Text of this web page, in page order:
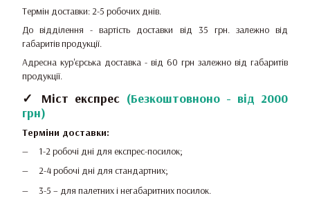
Термін доставки: 2-5 робочих днів.
До відділення - вартість доставки від 35 грн. залежно від
габаритів продукції.
Адресна кур'єрська доставка - від 60 грн залежно від габаритів
продукції.
✓ Міст експрес (Безкоштовноно - від 2000
грн)
Терміни доставки:
1-2 робочі дні для експрес-посилок;
2-4 робочі дні для стандартних;
3-5 – для палетних і негабаритних посилок.